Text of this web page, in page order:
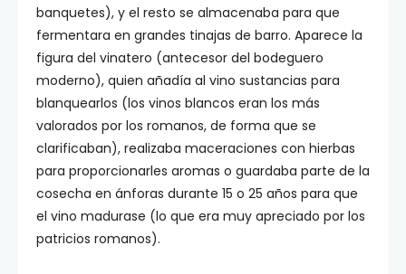
banquetes), y el resto se almacenaba para que
fermentara en grandes tinajas de barro. Aparece la
figura del vinatero (antecesor del bodeguero
moderno), quien añadía al vino sustancias para
blanquearlos (los vinos blancos eran los más
valorados por los romanos, de forma que se
clarificaban), realizaba maceraciones con hierbas
para proporcionarles aromas o guardaba parte de la
cosecha en ánforas durante 15 o 25 años para que
el vino madurase (lo que era muy apreciado por los
patricios romanos).